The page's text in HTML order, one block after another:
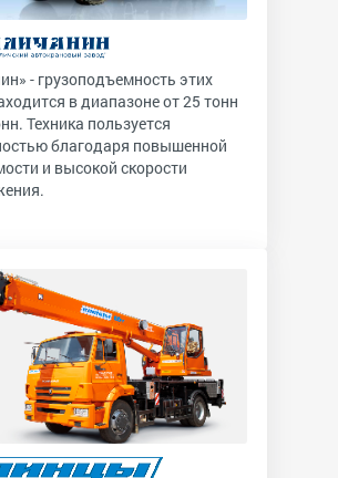
- грузоподъемность этих
в диапазоне от 25 тонн
Техника пользуется
благодаря повышенной
и высокой скорости